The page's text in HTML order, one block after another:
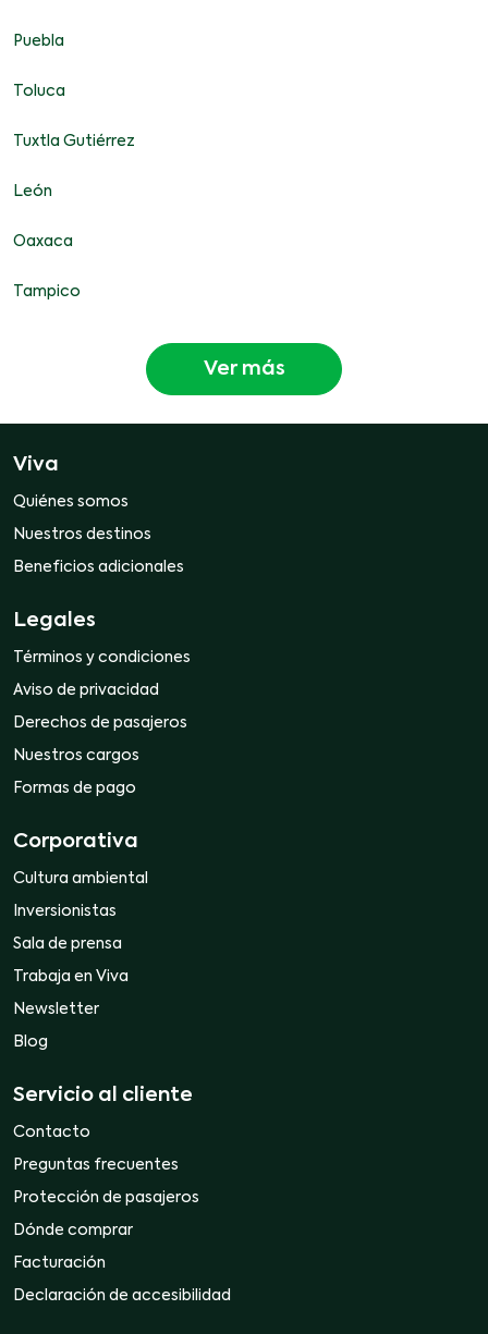
Puebla
Toluca
Tuxtla Gutiérrez
León
Oaxaca
Tampico
Ver más
Viva
Quiénes somos
Nuestros destinos
Beneficios adicionales
Legales
Términos y condiciones
Aviso de privacidad
Derechos de pasajeros
Nuestros cargos
Formas de pago
Corporativa
Cultura ambiental
Inversionistas
Sala de prensa
Trabaja en Viva
Newsletter
Blog
Servicio al cliente
Contacto
Preguntas frecuentes
Protección de pasajeros
Dónde comprar
Facturación
Declaración de accesibilidad